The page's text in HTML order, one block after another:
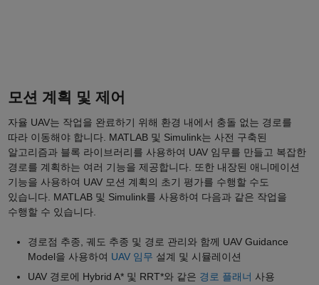
모션 계획 및 제어
자율 UAV는 작업을 완료하기 위해 환경 내에서 충돌 없는 경로를
따라 이동해야 합니다. MATLAB 및 Simulink는 사전 구축된
알고리즘과 블록 라이브러리를 사용하여 UAV 임무를 만들고 복잡한
경로를 계획하는 여러 기능을 제공합니다. 또한 내장된 애니메이션
기능을 사용하여 UAV 모션 계획의 초기 평가를 수행할 수도
있습니다. MATLAB 및 Simulink를 사용하여 다음과 같은 작업을
수행할 수 있습니다.
경로점 추종, 궤도 추종 및 경로 관리와 함께 UAV Guidance
Model을 사용하여 UAV 임무 설계 및 시뮬레이션
UAV 경로에 Hybrid A* 및 RRT*와 같은 경로 플래너 사용